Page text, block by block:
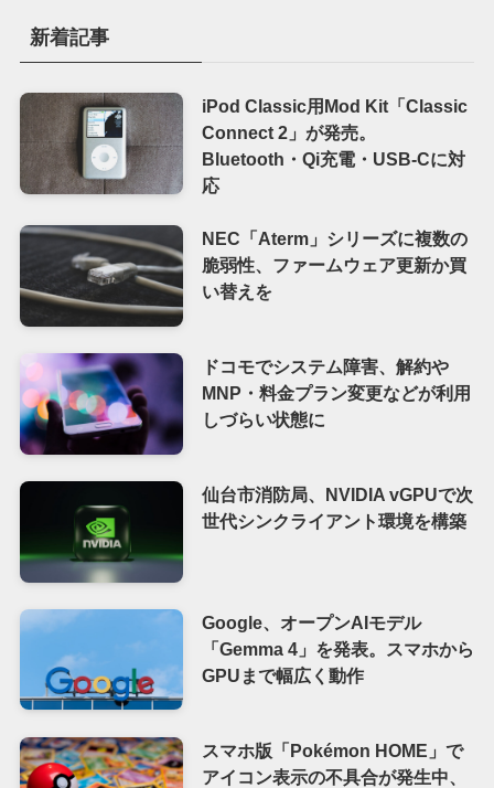
新着記事
iPod Classic用Mod Kit「Classic
Connect 2」が発売。
Bluetooth・Qi充電・USB-Cに対
応
NEC「Aterm」シリーズに複数の
脆弱性、ファームウェア更新か買
い替えを
ドコモでシステム障害、解約や
MNP・料金プラン変更などが利用
しづらい状態に
仙台市消防局、NVIDIA vGPUで次
世代シンクライアント環境を構築
Google、オープンAIモデル
「Gemma 4」を発表。スマホから
GPUまで幅広く動作
スマホ版「Pokémon HOME」で
アイコン表示の不具合が発生中、